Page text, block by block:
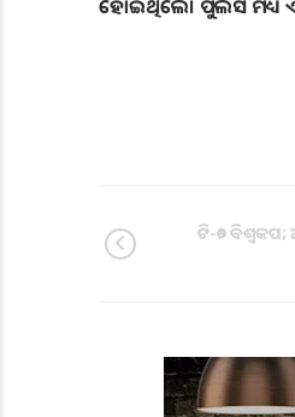
ହୋଇଥିଲେ। ପୁଲିସ ମଧ୍ୟ
ଟି-୨୦